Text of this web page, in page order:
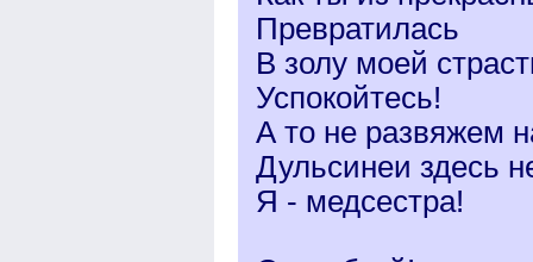
Превратилась
В золу моей
Успокойтесь!
А то не развяжем
Дульсинеи здесь
Я - медсестра!